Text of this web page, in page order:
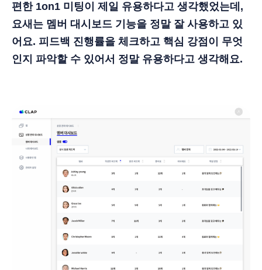
편한 1on1 미팅이 제일 유용하다고 생각했었는데,
요새는 멤버 대시보드 기능을 정말 잘 사용하고 있
어요. 피드백 진행률을 체크하고 핵심 강점이 무엇
인지 파악할 수 있어서 정말 유용하다고 생각해요.